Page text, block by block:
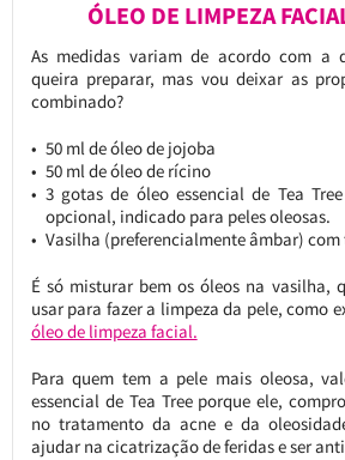
ÓLEO DE LIMPEZA
As medidas variam de acordo com a
queira preparar, mas vou deixar as
combinado?
50 ml de óleo de jojoba
50 ml de óleo de rícino
3 gotas de óleo essencial de Tea
opcional, indicado para peles oleosas.
Vasilha (preferencialmente âmbar) com
É só misturar bem os óleos na vasilha,
usar para fazer a limpeza da pele, como
óleo de limpeza facial.
Para quem tem a pele mais oleosa,
essencial de Tea Tree porque ele,
no tratamento da acne e da
ajudar na cicatrização de feridas e ser